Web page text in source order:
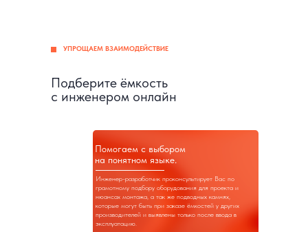
Подберите ёмкость
с инженером онлайн
Инженер-разработчик проконсультирует Вас по
грамотному подбору оборудования для проекта и
нюансах монтажа, а так же подводных камнях,
которые могут быть при заказе ёмкостей у других
производителей и выявлены только после ввода в
эксплуатацию.
УПРОЩАЕМ ВЗАИМОДЕЙСТВИЕ
Помогаем с выбором
на понятном языке.